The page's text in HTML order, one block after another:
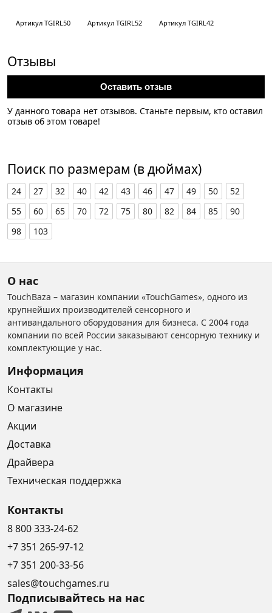
Артикул TGIRL50 Артикул TGIRL52 Артикул TGIRL42
Отзывы
Оставить отзыв
У данного товара нет отзывов. Станьте первым, кто оставил
отзыв об этом товаре!
Поиск по размерам (в дюймах)
24 27 32 40 42 43 46 47 49 50
52
55
60 65 70 72 75 80 82 84 85
90
98
103
О нас
TouchBaza – магазин компании «TouchGames», одного из
крупнейших производителей сенсорного и
антивандального оборудования для бизнеса. С 2004 года
компании по всей России заказывают сенсорную технику и
комплектующие у нас.
Информация
Контакты
О магазине
Акции
Доставка
Драйвера
Техническая поддержка
Контакты
8 800 333-24-62
+7 351 265-97-12
+7 351 200-33-56
sales@touchgames.ru
Подписывайтесь на нас